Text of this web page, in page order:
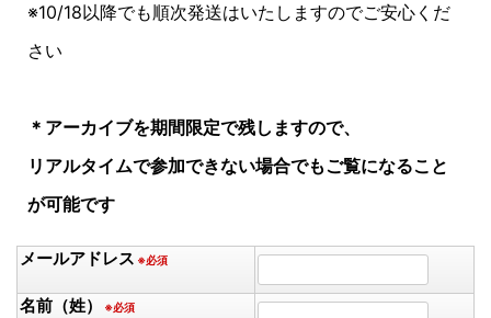
※10/18以降でも順次発送はいたしますのでご安心くだ
さい
＊アーカイブを期間限定で残しますので、
リアルタイムで参加できない場合でもご覧になること
が可能です
メールアドレス ※必須
名前（姓） ※必須